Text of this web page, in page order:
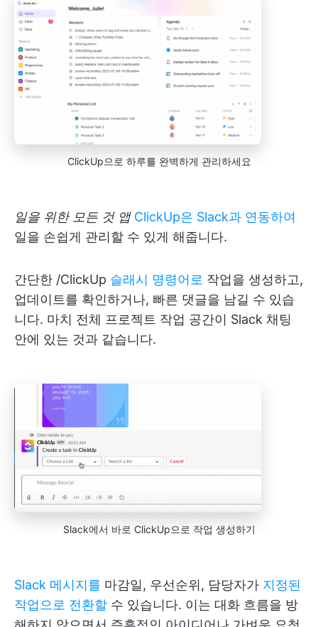
ClickUp으로 하루를 완벽하게 관리하세요
일을 위한 모든 것 앱 ClickUp은 Slack과 연동하여
일을 손쉽게 관리할 수 있게 해줍니다.
간단한 /ClickUp 슬래시 명령어로 작업을 생성하고,
업데이트를 확인하거나, 빠른 댓글을 남길 수 있습
니다. 마치 전체 프로젝트 작업 공간이 Slack 채팅
안에 있는 것과 같습니다.
Slack에서 바로 ClickUp으로 작업 생성하기
Slack 메시지를 마감일, 우선순위, 담당자가 지정된
작업으로 전환할 수 있습니다. 이는 대화 흐름을 방